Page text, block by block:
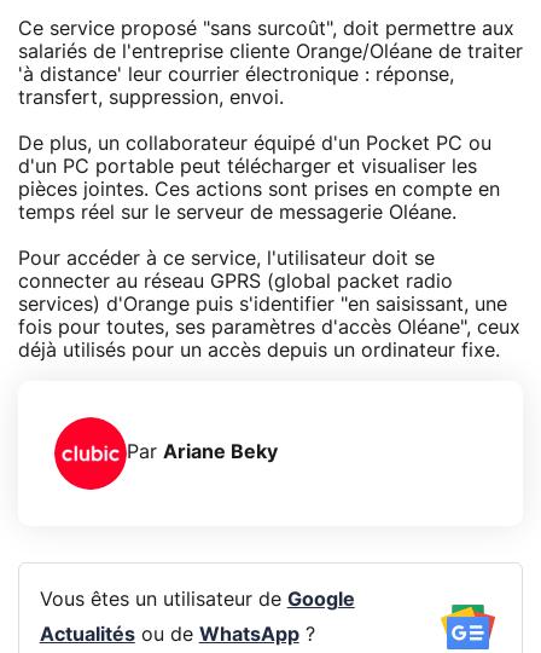
Ce service proposé "sans surcoût", doit permettre aux
salariés de l'entreprise cliente Orange/Oléane de traiter
'à distance' leur courrier électronique : réponse,
transfert, suppression, envoi.
De plus, un collaborateur équipé d'un Pocket PC ou
d'un PC portable peut télécharger et visualiser les
pièces jointes. Ces actions sont prises en compte en
temps réel sur le serveur de messagerie Oléane.
Pour accéder à ce service, l'utilisateur doit se
connecter au réseau GPRS (global packet radio
services) d'Orange puis s'identifier "en saisissant, une
fois pour toutes, ses paramètres d'accès Oléane", ceux
déjà utilisés pour un accès depuis un ordinateur fixe.
Par Ariane Beky
Vous êtes un utilisateur de Google
Actualitésou de WhatsApp?